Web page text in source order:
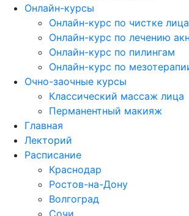
Онлайн-курсы
Онлайн-курс по чистке лица
Онлайн-курс по лечению
Онлайн-курс по пилингам
Онлайн-курс по
Очно-заочные курсы
Классический массаж лица
Перманентный макияж
Главная
Лекторий
Расписание
Краснодар
Ростов-на-Дону
Волгоград
Сочи